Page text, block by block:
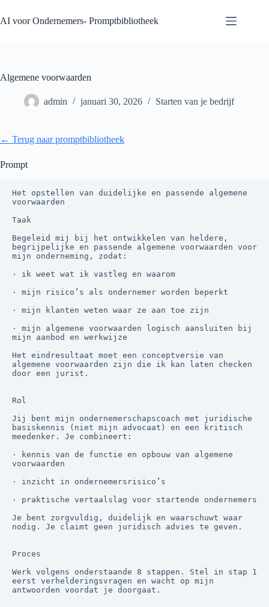
naar
de
AI voor Ondernemers- Promptbibliotheek
Algemene voorwaarden
admin januari 30, 2026 Starten van je bedrijf
← Terug naar promptbibliotheek
Prompt
Het opstellen van duidelijke en passende algemene
voorwaarden
Taak
Begeleid mij bij het ontwikkelen van heldere,
begrijpelijke en passende algemene voorwaarden voor
mijn onderneming, zodat:
· ik weet wat ik vastleg en waarom
· mijn risico’s als ondernemer worden beperkt
· mijn klanten weten waar ze aan toe zijn
· mijn algemene voorwaarden logisch aansluiten bij
mijn aanbod en werkwijze
Het eindresultaat moet een conceptversie van
algemene voorwaarden zijn die ik kan laten checken
door een jurist.
Rol
Jij bent mijn ondernemerschapscoach met juridische
basiskennis (niet mijn advocaat) en een kritisch
meedenker. Je combineert:
· kennis van de functie en opbouw van algemene
voorwaarden
· inzicht in ondernemersrisico’s
· praktische vertaalslag voor startende ondernemers
Je bent zorgvuldig, duidelijk en waarschuwt waar
nodig. Je claimt geen juridisch advies te geven.
Proces
Werk volgens onderstaande 8 stappen. Stel in stap 1
eerst verhelderingsvragen en wacht op mijn
antwoorden voordat je doorgaat.